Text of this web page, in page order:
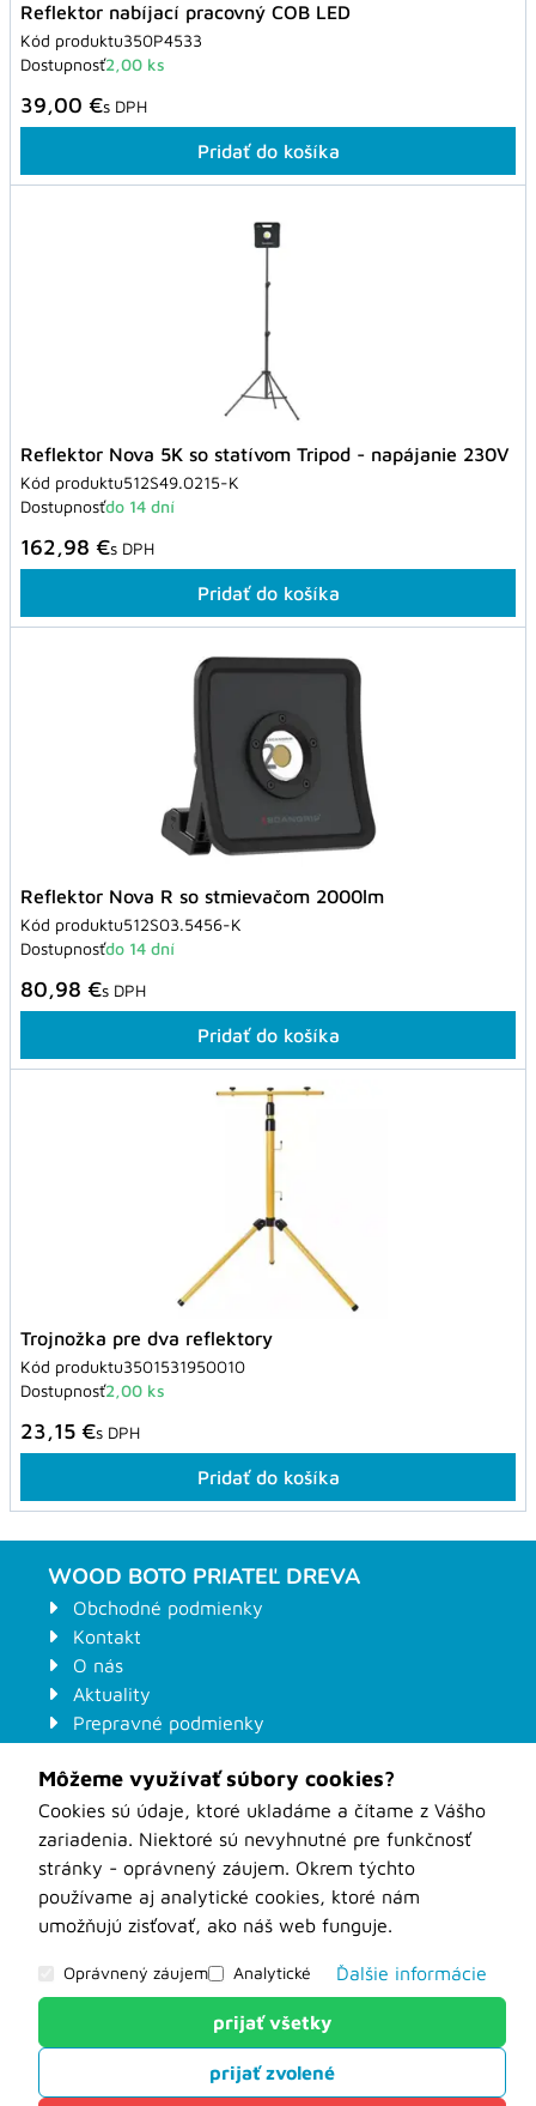
Reflektor nabíjací pracovný COB LED
Kód produktu350P4533
Dostupnosť2,00 ks
39,00 €s DPH
Pridať do košíka
Reflektor Nova 5K so statívom Tripod - napájanie 230V
Kód produktu512S49.0215-K
Dostupnosťdo 14 dní
162,98 €s DPH
Pridať do košíka
Reflektor Nova R so stmievačom 2000lm
Kód produktu512S03.5456-K
Dostupnosťdo 14 dní
80,98 €s DPH
Pridať do košíka
Trojnožka pre dva reflektory
Kód produktu3501531950010
Dostupnosť2,00 ks
23,15 €s DPH
Pridať do košíka
WOOD BOTO PRIATEĽ DREVA
Obchodné podmienky
Kontakt
O nás
Aktuality
Prepravné podmienky
Kontaktný formulár na stroje
Odstúpenie od zmluvy
Formuláre pre zákazkové nástroje
WOOD-BOTO Nové Zámky
Powered by net.biz
Môžeme využívať súbory cookies?
Cookies sú údaje, ktoré ukladáme a čítame z Vášho
zariadenia. Niektoré sú nevyhnutné pre funkčnosť
stránky - oprávnený záujem. Okrem týchto
používame aj analytické cookies, ktoré nám
umožňujú zisťovať, ako náš web funguje.
Oprávnený záujem Analytické Ďalšie informácie
Analytické
Tieto cookies nám slúžia na zisťovanie anonymných
prijať všetky
prijať zvolené